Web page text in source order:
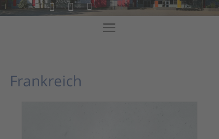
   ! !
Frankreich